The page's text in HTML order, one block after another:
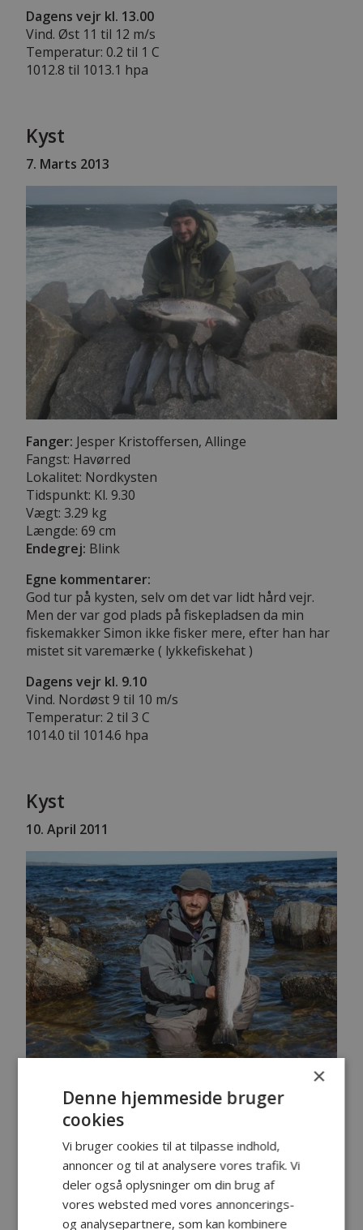
Dagens vejr kl. 13.00
Vind. Øst 11 til 12 m/s
Temperatur: 0.2 til 1 C
1012.8 til 1013.1 hpa
Kyst
7. Marts 2013
Fanger: Jesper Kristoffersen, Allinge
Fangst: Havørred
Lokalitet: Nordkysten
Tidspunkt: Kl. 9.30
Vægt: 3.29 kg
Længde: 69 cm
Endegrej: Blink
Egne kommentarer:
God tur på kysten, selv om det var lidt hård vejr.
Men der var god plads på fiskepladsen da min
fiskemakker Simon ikke fisker mere, efter han har
mistet sit varemærke ( lykkefiskehat )
Dagens vejr kl. 9.10
Vind. Nordøst 9 til 10 m/s
Temperatur: 2 til 3 C
1014.0 til 1014.6 hpa
Kyst
10. April 2011
Fangst: Havørred
Lokalitet: Nord for Gudhjem
Vægt: 5.56 kg
Længde:76 cm
Endegrej:Bombarda/Pink Glimmerreje
Egne kommentarer:
×
Denne hjemmeside bruger
cookies
Vi bruger cookies til at tilpasse indhold,
annoncer og til at analysere vores trafik. Vi
deler også oplysninger om din brug af
vores websted med vores annoncerings-
og analysepartnere, som kan kombinere